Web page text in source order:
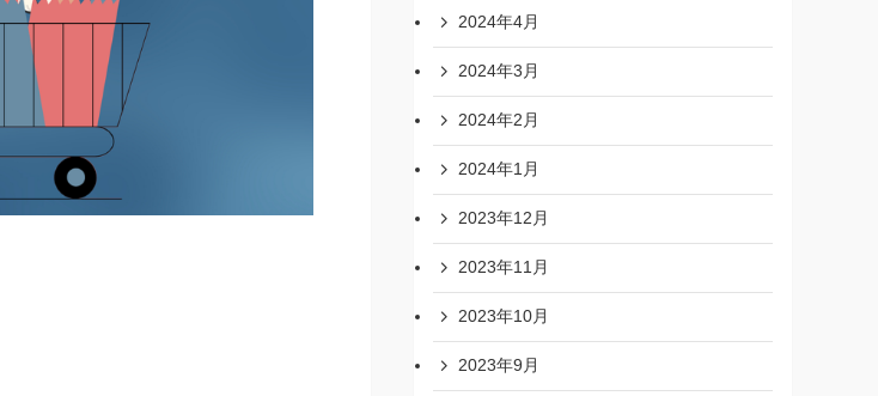
2024年4月
2024年3月
2024年2月
2024年1月
2023年12月
2023年11月
2023年10月
2023年9月